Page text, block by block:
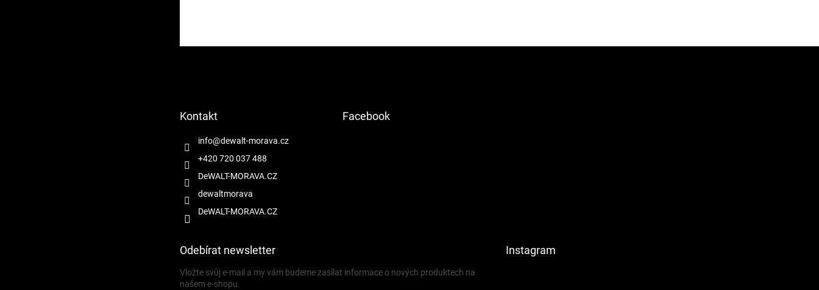
Kontakt
info@dewalt-morava.cz
+420 720 037 488
DeWALT-MORAVA.CZ
dewaltmorava
DeWALT-MORAVA.CZ
Facebook
Odebírat newsletter
Vložte svůj e-mail a my vám budeme zasílat informace o nových produktech na
našem e-shopu.
Instagram